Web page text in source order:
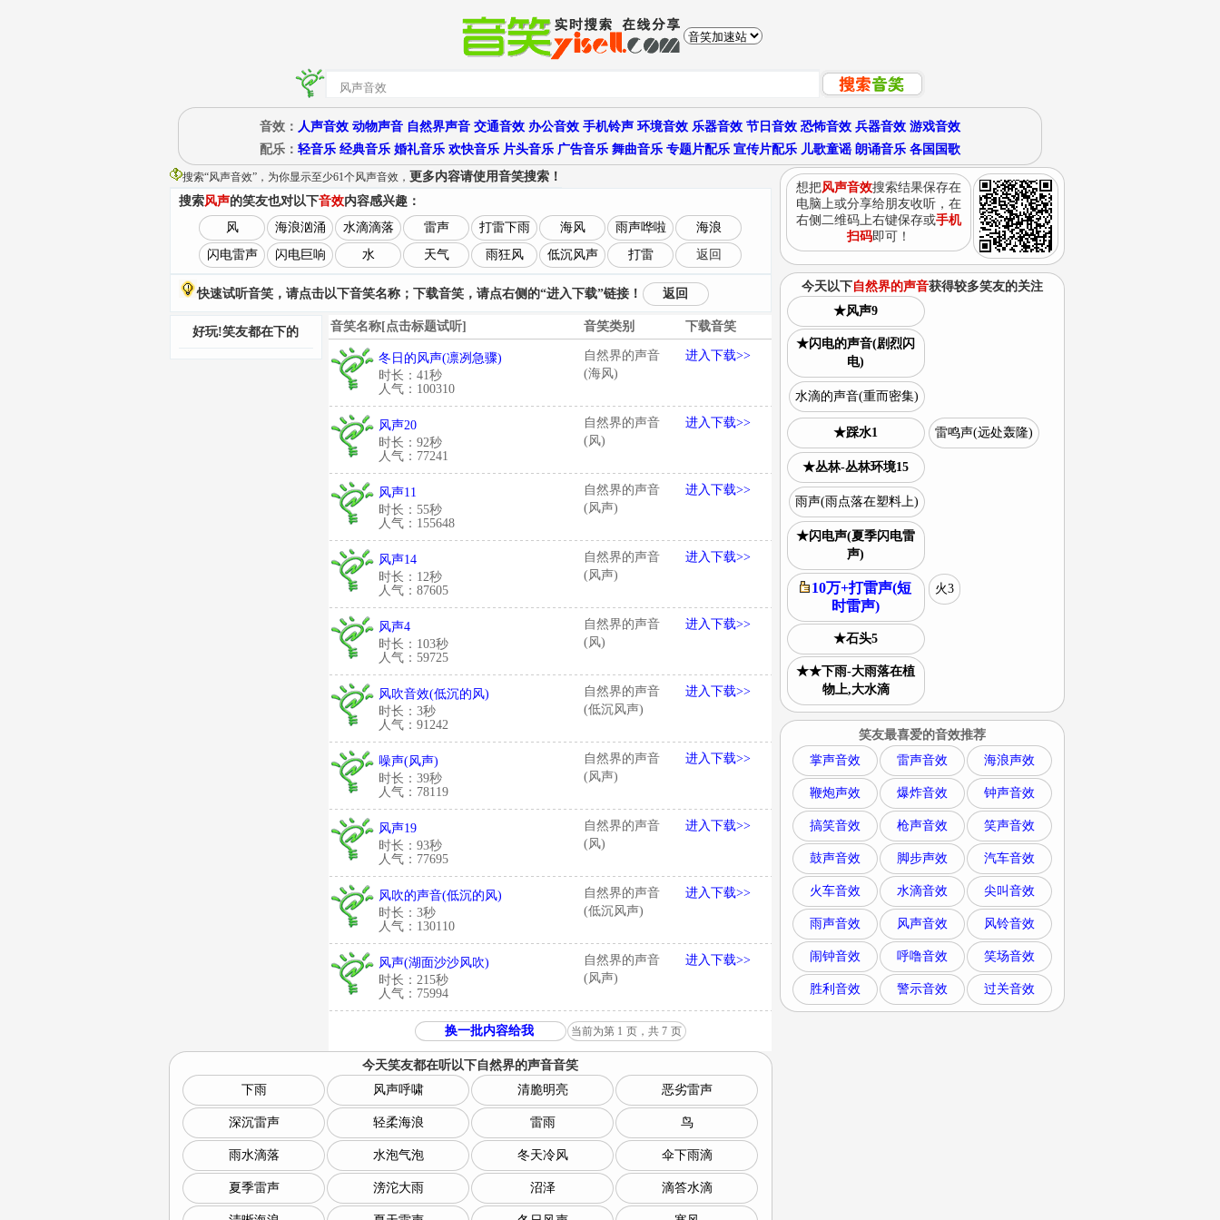
音效： 人声音效 动物声音 自然界声音 交通音效 办公音效 手机铃声 环境音效 乐器音效 节日音效 恐怖音效 兵器音效 游戏音效
配乐： 轻音乐 经典音乐 婚礼音乐 欢快音乐 片头音乐 广告音乐 舞曲音乐 专题片配乐 宣传片配乐 儿歌童谣 朗诵音乐 各国国歌
搜索“风声音效”，为你显示至少61个风声音效， 更多内容请使用音笑搜索！
搜索风声的笑友也对以下音效内容感兴趣：
风
海浪汹涌 水滴滴落 雷声 打雷下雨 海风 雨声哗啦
海浪
闪电雷声
闪电巨响 水 天气 雨狂风 低沉风声 打雷 返回
快速试听音笑，请点击以下音笑名称；下载音笑，请点右侧的“进入下载”链接！ 返回
音笑名称[点击标题试听] 音笑类别 下载音笑
冬日的风声(凛冽急骤)
时长：41秒
人气：100310
自然界的声音
(海风)
进入下载>>
风声20
时长：92秒
人气：77241
自然界的声音
(风)
进入下载>>
风声11
时长：55秒
人气：155648
自然界的声音
(风声)
进入下载>>
风声14
时长：12秒
人气：87605
自然界的声音
(风声)
进入下载>>
风声4
时长：103秒
人气：59725
自然界的声音
(风)
进入下载>>
风吹音效(低沉的风)
时长：3秒
人气：91242
自然界的声音
(低沉风声)
进入下载>>
噪声(风声)
时长：39秒
人气：78119
自然界的声音
(风声)
进入下载>>
风声19
时长：93秒
人气：77695
自然界的声音
(风)
进入下载>>
风吹的声音(低沉的风)
时长：3秒
人气：130110
自然界的声音
(低沉风声)
进入下载>>
风声(湖面沙沙风吹)
时长：215秒
人气：75994
自然界的声音
(风声)
进入下载>>
换一批内容给我 当前为第 1 页，共 7 页
好玩!笑友都在下的
今天笑友都在听以下自然界的声音音笑
下雨
风声呼啸 清脆明亮 恶劣雷声
深沉雷声 轻柔海浪 雷雨 鸟
雨水滴落 水泡气泡 冬天冷风 伞下雨滴
夏季雷声 滂沱大雨 沼泽 滴答水滴
想把风声音效搜索结果保存在
电脑上或分享给朋友收听，在
右侧二维码上右键保存或手机
扫码即可！
今天以下自然界的声音获得较多笑友的关注
★风声9
★闪电的声音(剧烈闪
电)
水滴的声音(重而密集)
★踩水1 雷鸣声(远处轰隆)
★丛林-丛林环境15
雨声(雨点落在塑料上)
★闪电声(夏季闪电雷
声)
10万+打雷声(短
时雷声)
火3
★石头5
★★下雨-大雨落在植
物上,大水滴
笑友最喜爱的音效推荐
掌声音效
雷声音效 海浪声效
鞭炮声效 爆炸音效 钟声音效
搞笑音效 枪声音效 笑声音效
鼓声音效 脚步声效 汽车音效
火车音效 水滴音效 尖叫音效
雨声音效 风声音效 风铃音效
闹钟音效 呼噜音效 笑场音效
胜利音效 警示音效 过关音效